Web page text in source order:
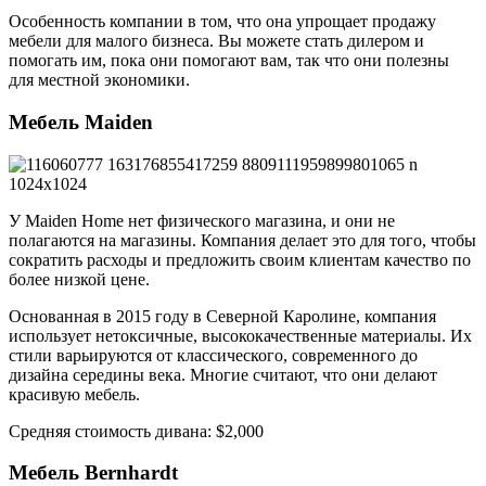
Особенность компании в том, что она упрощает продажу
мебели для малого бизнеса. Вы можете стать дилером и
помогать им, пока они помогают вам, так что они полезны
для местной экономики.
Мебель Maiden
У Maiden Home нет физического магазина, и они не
полагаются на магазины. Компания делает это для того, чтобы
сократить расходы и предложить своим клиентам качество по
более низкой цене.
Основанная в 2015 году в Северной Каролине, компания
использует нетоксичные, высококачественные материалы. Их
стили варьируются от классического, современного до
дизайна середины века. Многие считают, что они делают
красивую мебель.
Средняя стоимость дивана: $2,000
Мебель Bernhardt